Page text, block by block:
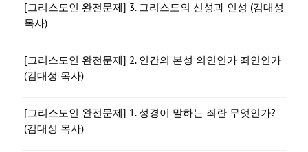
[그리스도인 완전문제] 3. 그리스도의 신성과 인성 (김대성
목사)
[그리스도인 완전문제] 2. 인간의 본성 의인인가 죄인인가
(김대성 목사)
[그리스도인 완전문제] 1. 성경이 말하는 죄란 무엇인가?
(김대성 목사)